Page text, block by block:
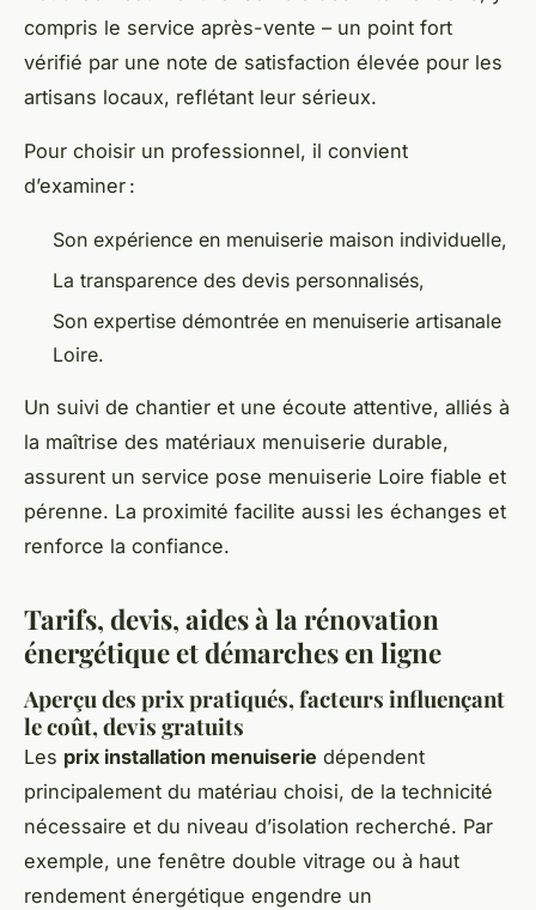
compris le service après-vente – un point fort
vérifié par une note de satisfaction élevée pour les
artisans locaux, reflétant leur sérieux.
Pour choisir un professionnel, il convient
d’examiner :
Son expérience en menuiserie maison individuelle,
La transparence des devis personnalisés,
Son expertise démontrée en menuiserie artisanale
Loire.
Un suivi de chantier et une écoute attentive, alliés à
la maîtrise des matériaux menuiserie durable,
assurent un service pose menuiserie Loire fiable et
pérenne. La proximité facilite aussi les échanges et
renforce la confiance.
Tarifs, devis, aides à la rénovation
énergétique et démarches en ligne
Aperçu des prix pratiqués, facteurs influençant
le coût, devis gratuits
Les prix installation menuiserie dépendent
principalement du matériau choisi, de la technicité
nécessaire et du niveau d’isolation recherché. Par
exemple, une fenêtre double vitrage ou à haut
rendement énergétique engendre un